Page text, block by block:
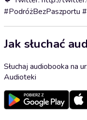
#PodróżBezPaszportu
Jak słuchać
Słuchaj audiobooka na
Audioteki